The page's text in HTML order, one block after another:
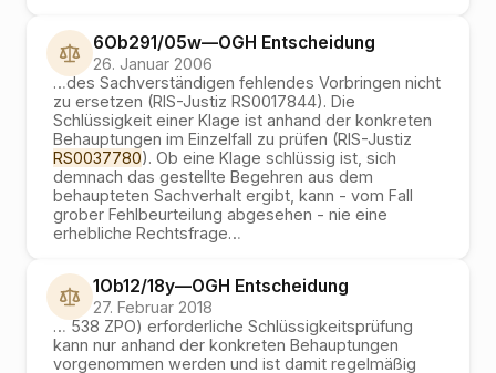
6Ob291/05w—OGH Entscheidung
26. Januar 2006
…des Sachverständigen fehlendes Vorbringen nicht
zu ersetzen (RIS-Justiz RS0017844). Die
Schlüssigkeit einer Klage ist anhand der konkreten
Behauptungen im Einzelfall zu prüfen (RIS-Justiz
RS0037780). Ob eine Klage schlüssig ist, sich
demnach das gestellte Begehren aus dem
behaupteten Sachverhalt ergibt, kann - vom Fall
grober Fehlbeurteilung abgesehen - nie eine
erhebliche Rechtsfrage…
1Ob12/18y—OGH Entscheidung
27. Februar 2018
…538 ZPO) erforderliche Schlüssigkeitsprüfung
kann nur anhand der konkreten Behauptungen
vorgenommen werden und ist damit regelmäßig